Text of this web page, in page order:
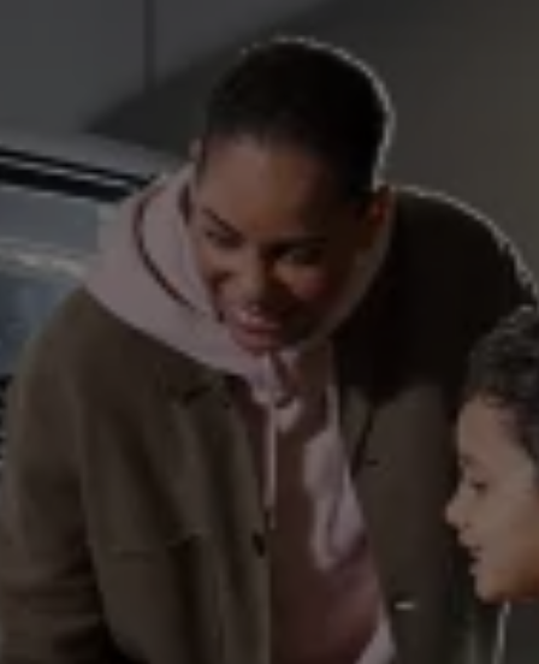
Pagalba įvykus eismo įvykiui ar automobiliui
Volkswagen servisas
Interjero ir eksterjero apsauga
Transportavimo ir bagažo sprendimai
Pramogos ir elektronika
Suasmeninimas
Sieninė įkrovimo stotelė ir įkrovimo kabeliai
Informacija klientams
Perdirbimas ir grąžinimas
Atšaukimo kampanijos
Įspėjamieji ir kiti šviesos indikatoriai
Naujausi jūsų Volkswagen automobilio
Vidaus degimo variklį turinčių automobilių
Skaitmeninė instrukcija
myVolkswagen
Takata oro pagalvių atšaukimas dėl saugos problemų